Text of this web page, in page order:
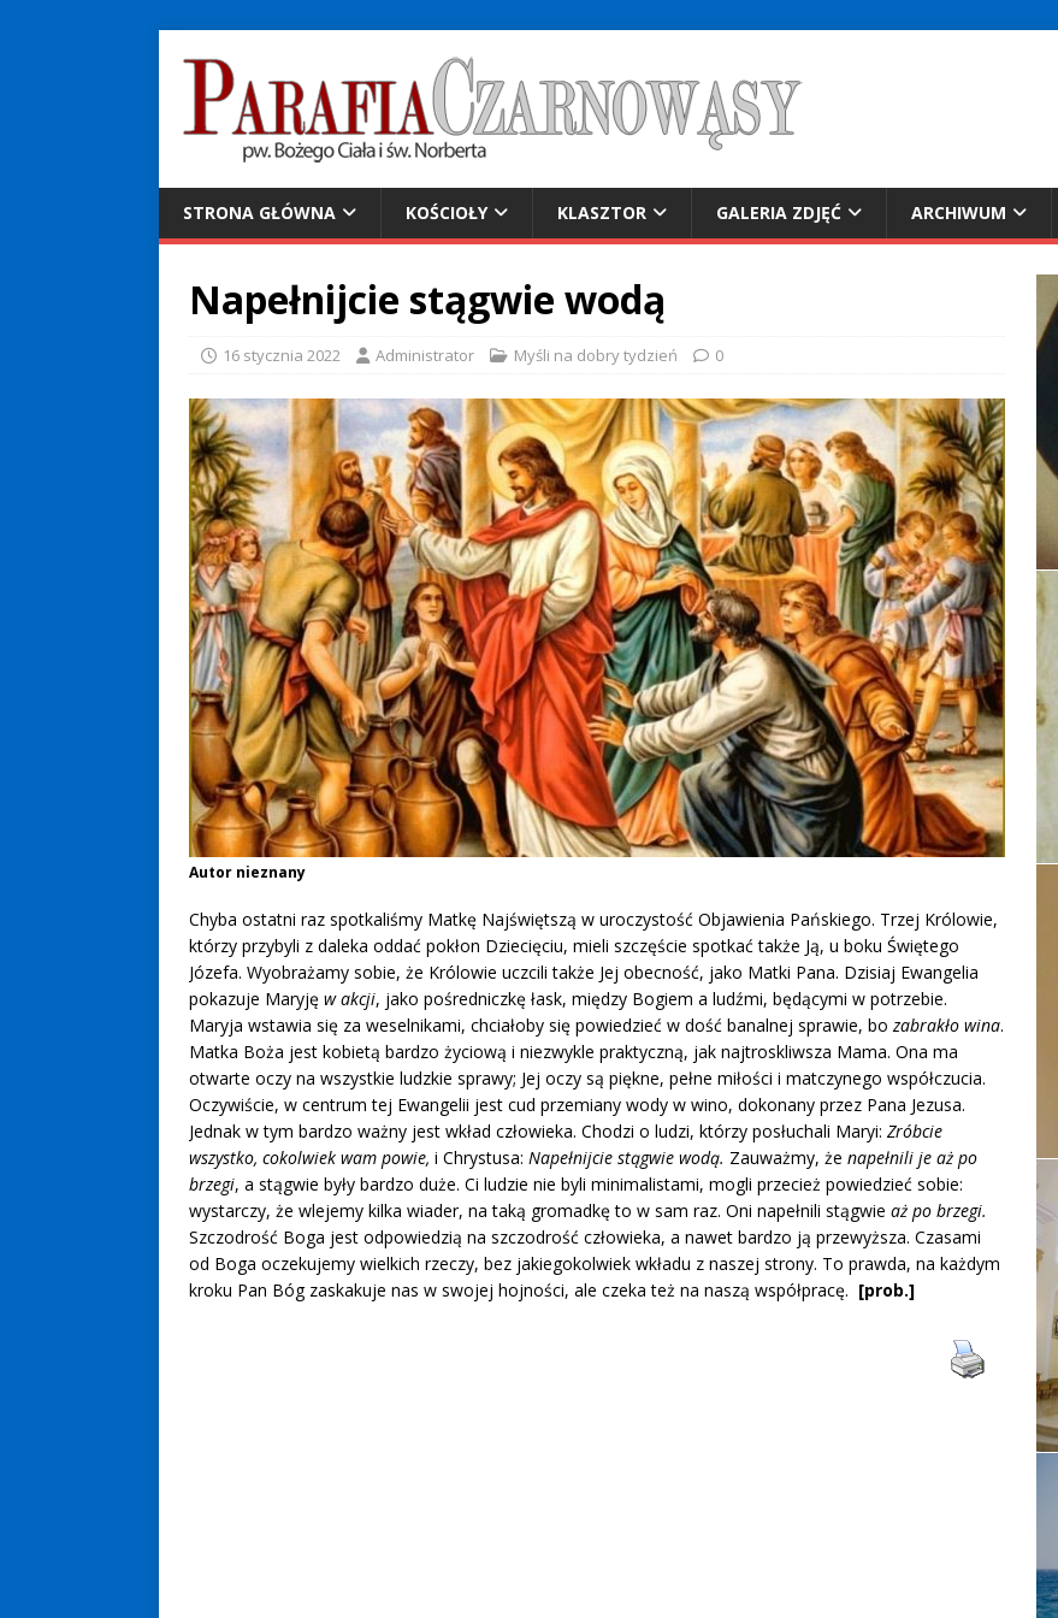
STRONA GŁÓWNA KOŚCIOŁY KLASZTOR GALERIA ZDJĘĆ ARCHIWUM
Napełnijcie stągwie wodą
16 stycznia 2022 Administrator Myśli na dobry tydzień 0
Autor nieznany
Chyba ostatni raz spotkaliśmy Matkę Najświętszą w uroczystość Objawienia Pańskiego. Trzej Królowie,
którzy przybyli z daleka oddać pokłon Dziecięciu, mieli szczęście spotkać także Ją, u boku Świętego
Józefa. Wyobrażamy sobie, że Królowie uczcili także Jej obecność, jako Matki Pana. Dzisiaj Ewangelia
pokazuje Maryję w akcji, jako pośredniczkę łask, między Bogiem a ludźmi, będącymi w potrzebie.
Maryja wstawia się za weselnikami, chciałoby się powiedzieć w dość banalnej sprawie, bozabrakło wina.
Matka Boża jest kobietą bardzo życiową i niezwykle praktyczną, jak najtroskliwsza Mama. Ona ma
otwarte oczy na wszystkie ludzkie sprawy; Jej oczy są piękne, pełne miłości i matczynego współczucia.
Oczywiście, w centrum tej Ewangelii jest cud przemiany wody w wino, dokonany przez Pana Jezusa.
Jednak w tym bardzo ważny jest wkład człowieka. Chodzi o ludzi, którzy posłuchali Maryi: Zróbcie
wszystko, cokolwiek wam powie, i Chrystusa: Napełnijcie stągwie wodą. Zauważmy, że napełnili je aż po
brzegi, a stągwie były bardzo duże. Ci ludzie nie byli minimalistami, mogli przecież powiedzieć sobie:
wystarczy, że wlejemy kilka wiader, na taką gromadkę to w sam raz. Oni napełnili stągwie aż po brzegi.
Szczodrość Boga jest odpowiedzią na szczodrość człowieka, a nawet bardzo ją przewyższa. Czasami
od Boga oczekujemy wielkich rzeczy, bez jakiegokolwiek wkładu z naszej strony. To prawda, na każdym
kroku Pan Bóg zaskakuje nas w swojej hojności, ale czeka też na naszą współpracę. [prob.]